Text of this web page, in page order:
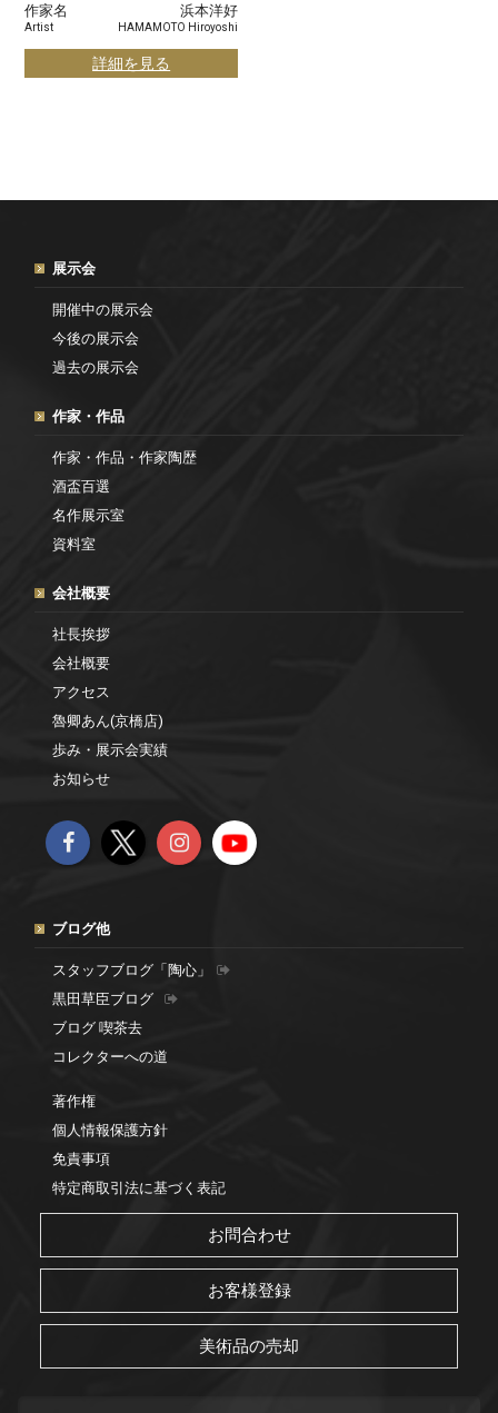
作家名
Artist
浜本洋好
HAMAMOTO Hiroyoshi
詳細を見る
展示会
開催中の展示会
今後の展示会
過去の展示会
作家・作品
作家・作品・作家陶歴
酒盃百選
名作展示室
資料室
会社概要
社長挨拶
会社概要
アクセス
魯卿あん(京橋店)
歩み・展示会実績
お知らせ
ブログ他
スタッフブログ「陶心」
黒田草臣ブログ
ブログ 喫茶去
コレクターへの道
著作権
個人情報保護方針
免責事項
特定商取引法に基づく表記
お問合わせ
お客様登録
美術品の売却